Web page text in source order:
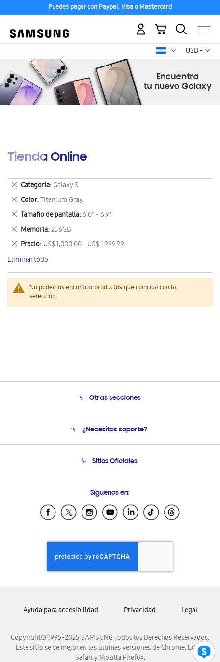
Puedes pagar con Paypal, Visa o Mastercard
USD -
dólar
Mi carrito
Tienda Online
No podemos encontrar productos que coincida con la
selección.
Categoría Galaxy S
Eliminar
este
artículo
Color Titanium Gray.
Eliminar
este
artículo
Tamaño de pantalla 6.0" - 6.9"
Eliminar
este
artículo
Memoria 256GB
Eliminar
este
artículo
Precio US$ 1,000.00 - US$ 1,999.99
Eliminar
este
artículo
Eliminar todo
Otras secciones
Soporte
¿Necesitas soporte?
Soporte vía eMail
Sitios Oficiales
Samsung Ecuador
Samsung El Salvador
Samsung Honduras
Samsung Nicaragua
Samsung Panamá
Samsung Venezuela
Síguenos en:
Copyright© 1995-2025 SAMSUNG Todos los Derechos Reservados.
Este sitio se ve mejor en las últimas versiones de Chrome, Edge,
Safari y Mozilla Firefox.
Ayuda para accesibilidad Privacidad Legal